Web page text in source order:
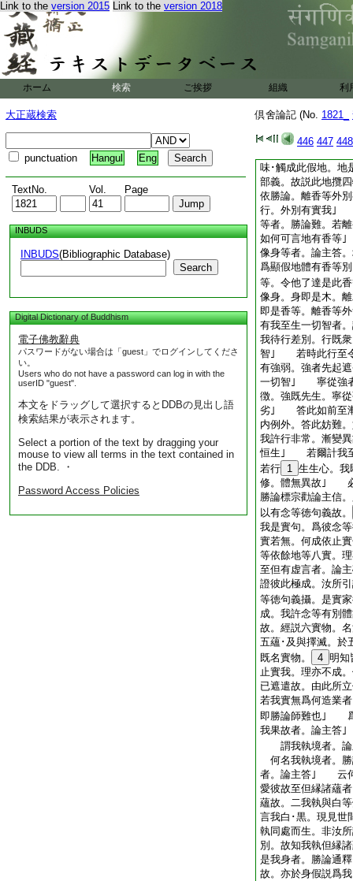
Link to the version 2015 Link to the version 2018
ホーム 検索 ご挨拶 組織 利
大正蔵検索
punctuation Hangul Eng
TextNo. Vol. Page
INBUDS
INBUDS(Bibliographic Database)
Search
Digital Dictionary of Buddhism
電子佛教辭典
パスワードがない場合は「guest」でログインしてくださ
い。
Users who do not have a password can log in with the
userID "guest".
本文をドラッグして選択するとDDBの見出し語
検索結果が表示されます。
Select a portion of the text by dragging your
mouse to view all terms in the text contained in
the DDB. ・
Password Access Policies
倶舍論記 (No. 1821_
446 447 448
壁･器有時別故。
彼心･行無障礙失
無別住失｣ 非如
勝論答。此我但如
雖彼宗計香是地家
香等所依｣ 彼如是
立地名。我亦如是
味･觸成此假地。地
部義。故説此地攬
依勝論。離香等外
行。外別有實我｣
等者。勝論難。若
如何可言地有香
像身等者。論主答
爲顯假地體有香等
等。令他了達是此
像身。身即是木。
即是香等。離香
有我至生一切智者
我待行差別。行既
智｣ 若時此行至令
有強弱。強者先起
一切智｣ 寧從強者
徴。強既先生。寧
劣｣ 答此如前至漸
内例外。答此妨難
我許行非常。漸變
恒生｣ 若爾計我至
若行 1 生生心。我
修。體無異故｣ 必
勝論標宗勸論主信
以有念等徳句義故。
我是實句。爲彼念
實若無。何成依止
等依餘地等八實
至但有虚言者。論
證彼此極成。汝所
等徳句義攝。是實
成。我許念等有別
故。經説六實物。
五蘊･及與擇滅。於
既名實物。
4 明
止實我。理亦不成
已遮遣故。由此所
若我實無爲何造業
即勝論師難也｣
我果故者。論主
謂我執境者。論
何名我執境者。
者。論主答｣ 云
愛彼故至但縁諸蘊
蘊故。二我執與白
言我白･黒。現見世
執同處而生。非汝
別。故知我執但
是我身者。勝論通
故。亦於身假説爲